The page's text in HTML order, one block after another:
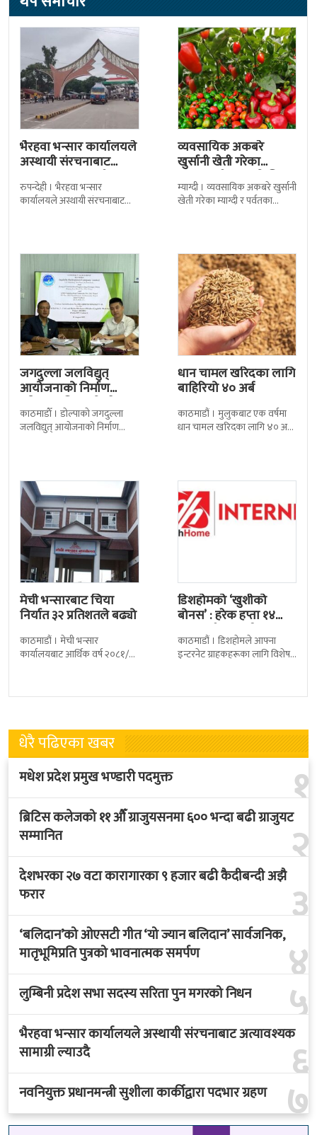
भैरहवा भन्सार कार्यालयले
अस्थायी संरचनाबाट
अत्यावश्यक सामाग्री
ल्याउदै
रुपन्देही । भैरहवा भन्सार
कार्यालयले अस्थायी संरचनाबाट
व्यवसायिक अकबरे
खुर्सानी खेती गरेका
कृषकलाई बजारको चिन्ता
म्याग्दी । व्यवसायिक अकबरे खुर्सानी
खेती गरेका म्याग्दी र पर्वतका
जगदुल्ला जलविद्युत्
आयोजनाको निर्माण
प्रक्रिया अघि बढ्यो : ठेक्का
सम्झौतामा…
काठमाडाैँ । डोल्पाको जगदुल्ला
जलविद्युत् आयोजनाको निर्माण
धान चामल खरिदका लागि
बाहिरियो ४० अर्ब
काठमाडौं । मुलुकबाट एक वर्षमा
धान चामल खरिदका लागि ४० अर्ब
मेची भन्सारबाट चिया
निर्यात ३२ प्रतिशतले बढ्यो
काठमाडौं । मेची भन्सार
कार्यालयबाट आर्थिक वर्ष २०८१/८२
तथ्याङ्कानुसार
डिशहोमको ‘खुशीको
बोनस’ : हरेक हप्ता १४
जनालाई एक वर्ष…
काठमाडौं । डिशहोमले आफ्ना
इन्टरनेट ग्राहकहरूका लागि विशेष
धेरै पढिएका खबर
१
मधेश प्रदेश प्रमुख भण्डारी पदमुक्त
२
ब्रिटिस कलेजको ११ औँ ग्राजुयसनमा ६०० भन्दा बढी ग्राजुयट
सम्मानित
३
देशभरका २७ वटा कारागारका ९ हजार बढी कैदीबन्दी अझै
फरार
४
‘बलिदान’को ओएसटी गीत ‘यो ज्यान बलिदान’ सार्वजनिक,
मातृभूमिप्रति पुत्रको भावनात्मक समर्पण
५
लुम्बिनी प्रदेश सभा सदस्य सरिता पुन मगरको निधन
६
भैरहवा भन्सार कार्यालयले अस्थायी संरचनाबाट अत्यावश्यक
सामाग्री ल्याउदै
७
नवनियुक्त प्रधानमन्त्री सुशीला कार्कीद्वारा पदभार ग्रहण